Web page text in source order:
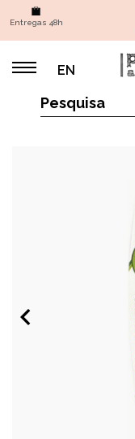
Entregas 48h
EN